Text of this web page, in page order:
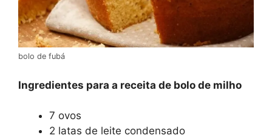
bolo de fubá
Ingredientes para a receita de bolo de milho
7 ovos
2 latas de leite condensado